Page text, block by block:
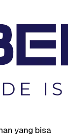
yang bisa